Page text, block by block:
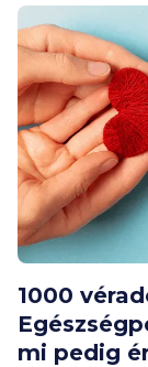
1000
mi pedig